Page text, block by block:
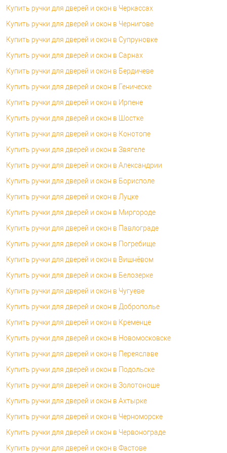
Купить ручки для дверей и окон в Черкассах
Купить ручки для дверей и окон в Чернигове
Купить ручки для дверей и окон в Супруновке
Купить ручки для дверей и окон в Сарнах
Купить ручки для дверей и окон в Бердичеве
Купить ручки для дверей и окон в Геническе
Купить ручки для дверей и окон в Ирпене
Купить ручки для дверей и окон в Шостке
Купить ручки для дверей и окон в Конотопе
Купить ручки для дверей и окон в Звягеле
Купить ручки для дверей и окон в Александрии
Купить ручки для дверей и окон в Борисполе
Купить ручки для дверей и окон в Луцке
Купить ручки для дверей и окон в Миргороде
Купить ручки для дверей и окон в Павлограде
Купить ручки для дверей и окон в Погребище
Купить ручки для дверей и окон в Вишнёвом
Купить ручки для дверей и окон в Белозерке
Купить ручки для дверей и окон в Чугуеве
Купить ручки для дверей и окон в Доброполье
Купить ручки для дверей и окон в Кременце
Купить ручки для дверей и окон в Новомосковске
Купить ручки для дверей и окон в Переяславе
Купить ручки для дверей и окон в Подольске
Купить ручки для дверей и окон в Золотоноше
Купить ручки для дверей и окон в Ахтырке
Купить ручки для дверей и окон в Черноморске
Купить ручки для дверей и окон в Червонограде
Купить ручки для дверей и окон в Фастове